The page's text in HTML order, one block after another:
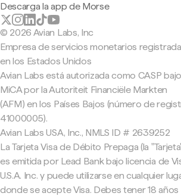
Descarga la app de Morse
© 2026 Avian Labs, Inc
Empresa de servicios monetarios registrada
en los Estados Unidos
Avian Labs está autorizada como CASP bajo
MiCA por la Autoriteit Financiële Markten
(AFM) en los Países Bajos (número de
41000005).
Avian Labs USA, Inc., NMLS ID # 2639252
La Tarjeta Visa de Débito Prepaga (la
es emitida por Lead Bank bajo licencia de
U.S.A. Inc. y puede utilizarse en cualquier
donde se acepte Visa. Debes tener 18 años